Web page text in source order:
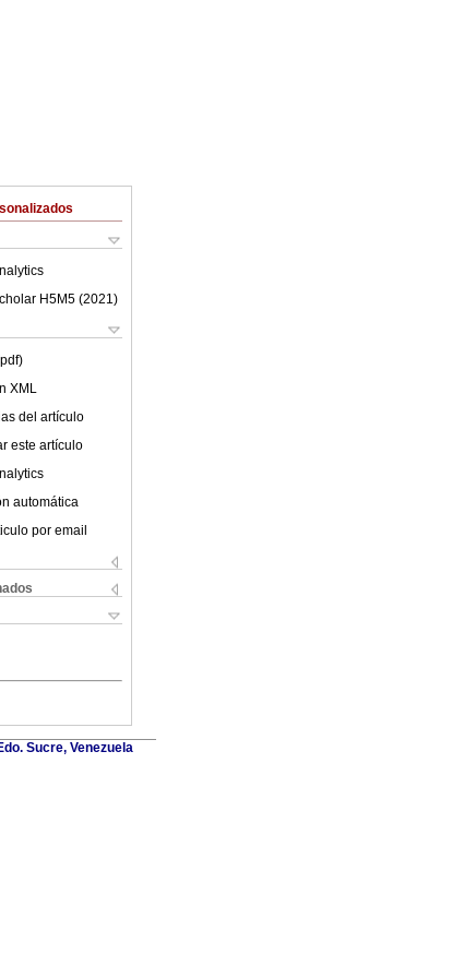
H5M5 (2021 )
XML
del artículo
este artículo
automática
por email
Sucre, Venezuela